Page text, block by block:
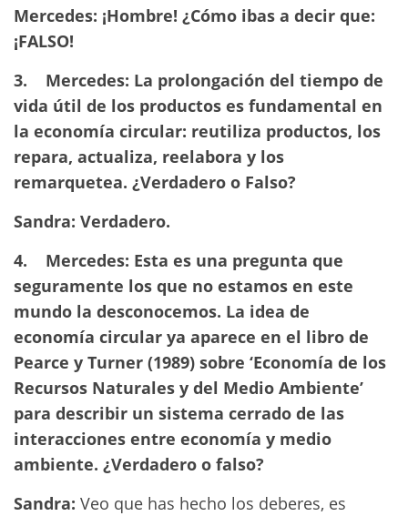
Mercedes: ¡Hombre! ¿Cómo ibas a decir que:
¡FALSO!
3.
Mercedes: La prolongación del tiempo de
vida útil de los productos es fundamental en
la economía circular: reutiliza productos, los
repara, actualiza, reelabora y los
remarquetea. ¿Verdadero o Falso?
Sandra: Verdadero.
4.
Mercedes: Esta es una pregunta que
seguramente los que no estamos en este
mundo la desconocemos. La idea de
economía circular ya aparece en el libro de
Pearce y Turner (1989) sobre ‘Economía de los
Recursos Naturales y del Medio Ambiente’
para describir un sistema cerrado de las
interacciones entre economía y medio
ambiente. ¿Verdadero o falso?
Sandra: Veo que has hecho los deberes, es